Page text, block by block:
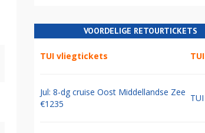
VOORDELIGE RETOURTICKETS
TUI vliegtickets TUI
Jul: 8-dg cruise Oost Middellandse Zee
€1235
TUI